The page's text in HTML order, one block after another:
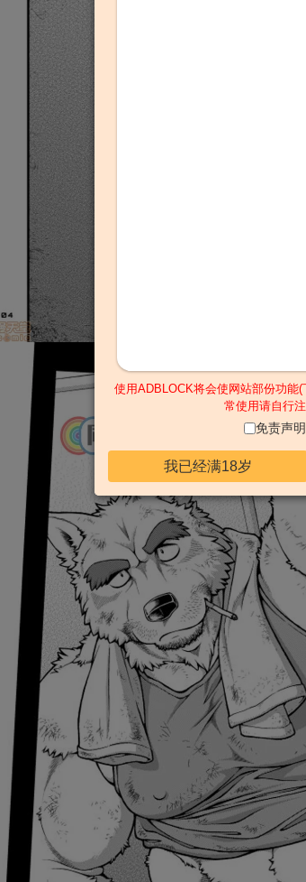
使用ADBLOCK将会使网站部份功能
常使用请自行
免责声明
我已经满18岁